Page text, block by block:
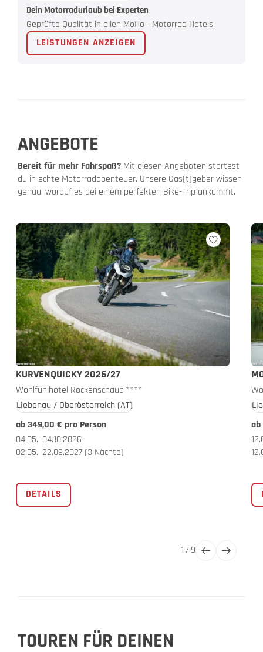
Dein Motorradurlaub bei Experten
Geprüfte Qualität in allen MoHo - Motorrad Hotels.
LEISTUNGEN ANZEIGEN
ANGEBOTE
Bereit für mehr Fahrspaß? Mit diesen Angeboten startest
du in echte Motorradabenteuer. Unsere Gas(t)geber wissen
genau, worauf es bei einem perfekten Bike-Trip ankommt.
KURVENQUICKY 2026/27
Wohlfühlhotel Rockenschaub ****
Liebenau / Oberösterreich(AT)
ab 349,00 € pro Person
04.05.–04.10.2026
02.05.–22.09.2027 (3 Nächte)
DETAILS
ab
1 /9
TOUREN FÜR DEINEN